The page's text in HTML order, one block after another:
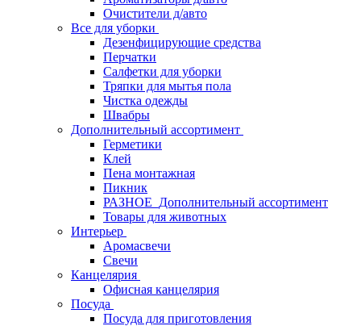
Очистители д/авто
Все для уборки
Дезенфицирующие средства
Перчатки
Салфетки для уборки
Тряпки для мытья пола
Чистка одежды
Швабры
Дополнительный ассортимент
Герметики
Клей
Пена монтажная
Пикник
РАЗНОЕ_Дополнительный ассортимент
Товары для животных
Интерьер
Аромасвечи
Свечи
Канцелярия
Офисная канцелярия
Посуда
Посуда для приготовления